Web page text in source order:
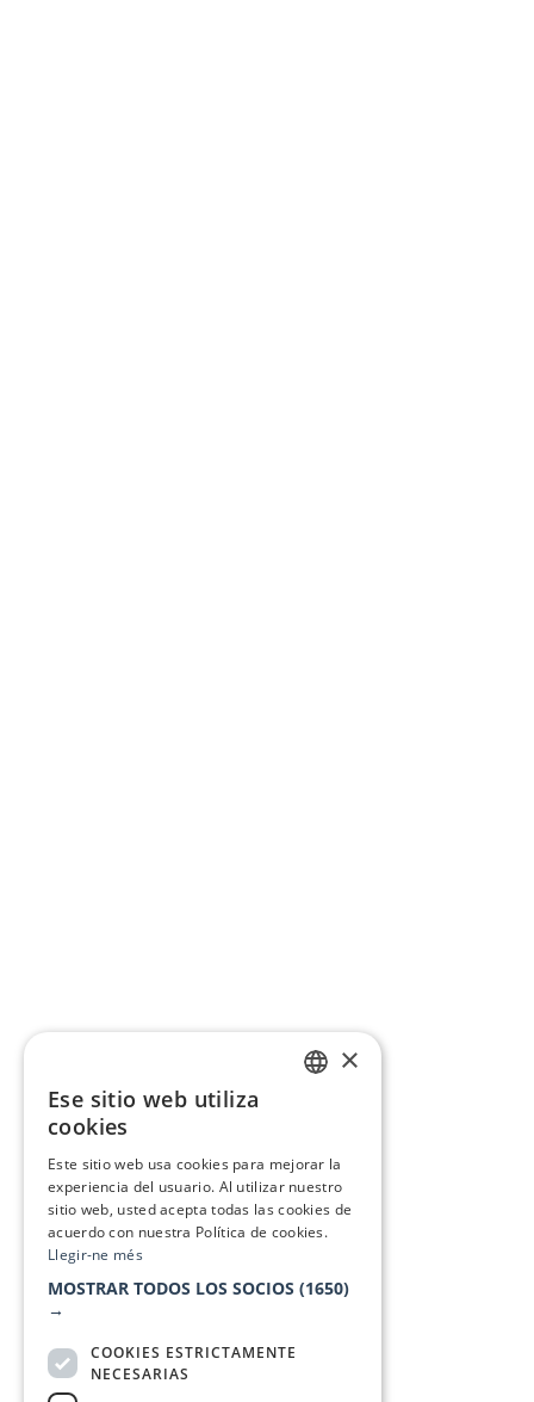
×
Ese sitio web utiliza
cookies
Este sitio web usa cookies para mejorar la
experiencia del usuario. Al utilizar nuestro
sitio web, usted acepta todas las cookies de
acuerdo con nuestra Política de cookies.
Llegir-ne més
MOSTRAR TODOS LOS SOCIOS (1650)
→
COOKIES ESTRICTAMENTE
NECESARIAS